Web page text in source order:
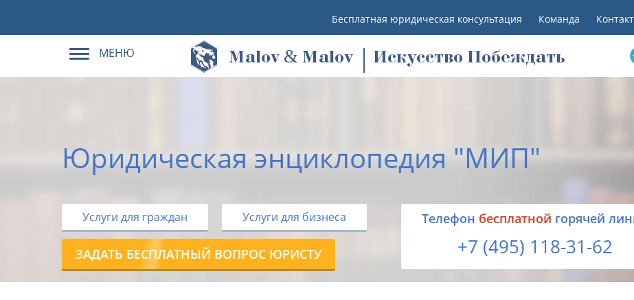
Бесплатная юридическая консультация Команда
МЕНЮ Malov & Malov Искусство Побеждать
Юридическая энциклопедия "МИП"
Услуги для граждан Услуги для бизнеса
ЗАДАТЬ БЕСПЛАТНЫЙ ВОПРОС ЮРИСТУ
Tелефон бесплатной горячей
+7 (495) 118-31-62